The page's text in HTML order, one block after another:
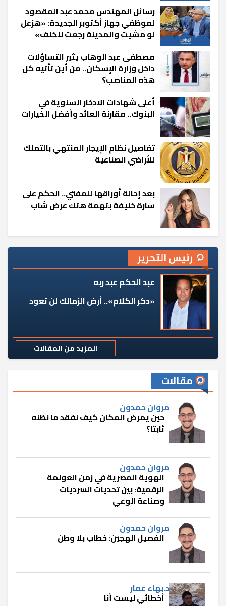
رسائل المهندس محمد عبد المقصود
لموظفي جهاز أكتوبر الجديدة: «هزعل
لو مشيت والمدينة رجعت للخلف»
مصطفى عبد الوهاب يثير التساؤلات
داخل وزارة الإسكان.. من أين تأتيه كل
هذه المناصب؟
أعلى شهادات الادخار السنوية في
البنوك.. مقارنة العائد وأفضل الخيارات
تفاصيل نظام الإيجار المنتهي بالتملك
للأراضي الصناعية
بعد إحالة أوراقها للمفتي.. الحكم على
سارة خليفة بتهمة هتك عرض شاب
رئيس التحرير
عبد الحكم عبد ربه
«دكر الكلام».. أرض الزمالك لن تعود
المزيد من المقالات
مقالات
مروان حمدون
حين يمرض المكان كيف نفقد ما نظنه
ثابتًا؟
مروان حمدون
الهوية المصرية في زمن العولمة
الرقمية: بين تحديات السرديات
وصناعة الوعي
مروان حمدون
الفصيل الهجين: خطاب بلا وطن
د.بهاء عمار
أخطائي ليست أنا